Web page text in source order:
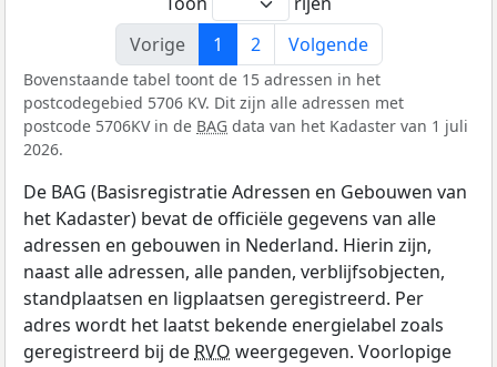
Vorige
1 2 Volgende
Bovenstaande tabel toont de 15 adressen in het
postcodegebied 5706 KV. Dit zijn alle adressen met
postcode 5706KV in de BAG data van het Kadaster van 1 juli
2026.
De BAG (Basisregistratie Adressen en Gebouwen van
het Kadaster) bevat de officiële gegevens van alle
adressen en gebouwen in Nederland. Hierin zijn,
naast alle adressen, alle panden, verblijfsobjecten,
standplaatsen en ligplaatsen geregistreerd. Per
adres wordt het laatst bekende energielabel zoals
geregistreerd bij de RVO weergegeven. Voorlopige